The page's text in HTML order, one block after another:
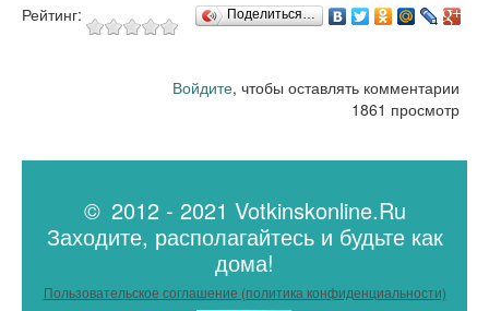
Рейтинг: Поделиться…
Войдите, чтобы оставлять комментарии
1861 просмотр
© 2012 - 2021 Votkinskonline.Ru
Заходите, располагайтесь и будьте как
дома!
Пользовательское соглашение (политика конфиденциальности)